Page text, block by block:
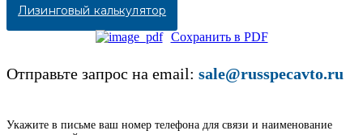
Лизинговый калькулятор
Сохранить в PDF
Отправьте запрос на email: sale@russpecavto.ru
Укажите в письме ваш номер телефона для связи и наименование